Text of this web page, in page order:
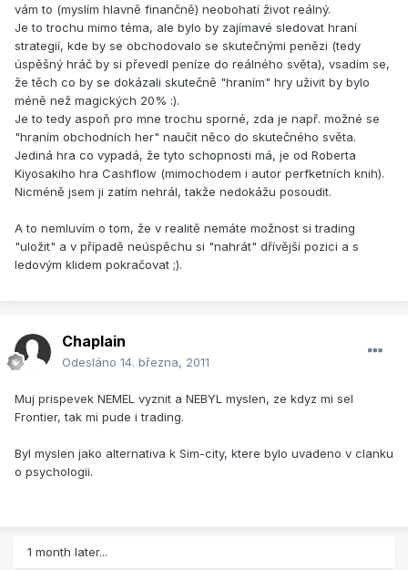
vám to (myslím hlavně finančně) neobohatí život reálný.
Je to trochu mimo téma, ale bylo by zajímavé sledovat hraní
strategií, kde by se obchodovalo se skutečnými penězi (tedy
úspěšný hráč by si převedl peníze do reálného světa), vsadím se,
že těch co by se dokázali skutečně "hraním" hry uživit by bylo
méně než magických 20% :).
Je to tedy aspoň pro mne trochu sporné, zda je např. možné se
"hraním obchodních her" naučit něco do skutečného světa.
Jediná hra co vypadá, že tyto schopnosti má, je od Roberta
Kiyosakiho hra Cashflow (mimochodem i autor perfketních knih).
Nicméně jsem ji zatím nehrál, takže nedokážu posoudit.
A to nemluvím o tom, že v realitě nemáte možnost si trading
"uložit" a v případě neúspěchu si "nahrát" dřívější pozici a s
ledovým klidem pokračovat ;).
Chaplain
Odesláno 14. března, 2011
Muj prispevek NEMEL vyznit a NEBYL myslen, ze kdyz mi sel
Frontier, tak mi pude i trading.
Byl myslen jako alternativa k Sim-city, ktere bylo uvadeno v clanku
o psychologii.
1 month later...